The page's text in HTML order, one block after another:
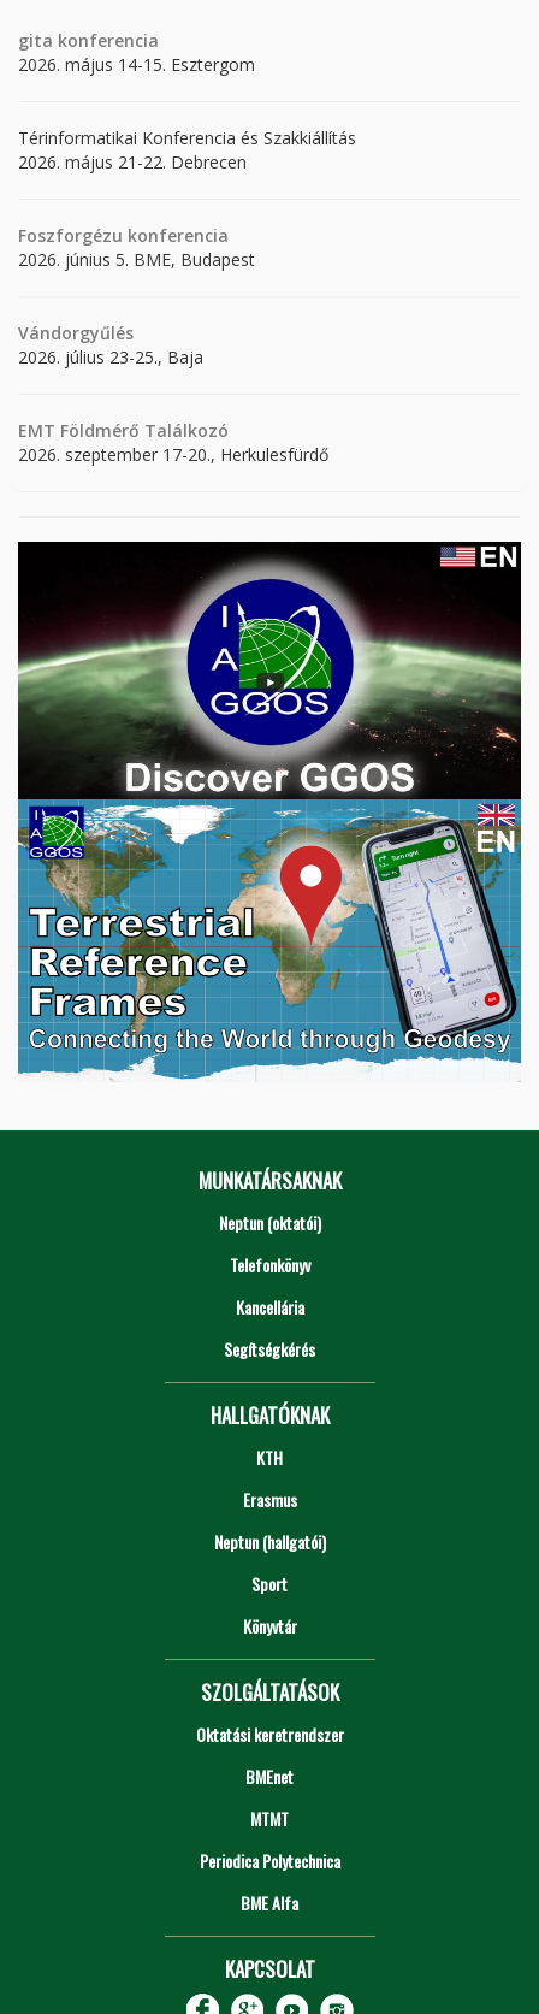
gita konferencia
2026. május 14-15. Esztergom
Térinformatikai Konferencia és Szakkiállítás
2026. május 21-22. Debrecen
Foszforgézu konferencia
2026. június 5. BME, Budapest
Vándorgyűlés
2026. július 23-25., Baja
EMT Földmérő Találkozó
2026. szeptember 17-20., Herkulesfürdő
MUNKATÁRSAKNAK
Neptun (oktatói)
Telefonkönyv
Kancellária
Segítségkérés
HALLGATÓKNAK
KTH
Erasmus
Neptun (hallgatói)
Sport
Könyvtár
SZOLGÁLTATÁSOK
Oktatási keretrendszer
BMEnet
MTMT
Periodica Polytechnica
BME Alfa
KAPCSOLAT